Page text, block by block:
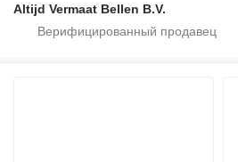
Altijd Vermaat Bellen B.V.